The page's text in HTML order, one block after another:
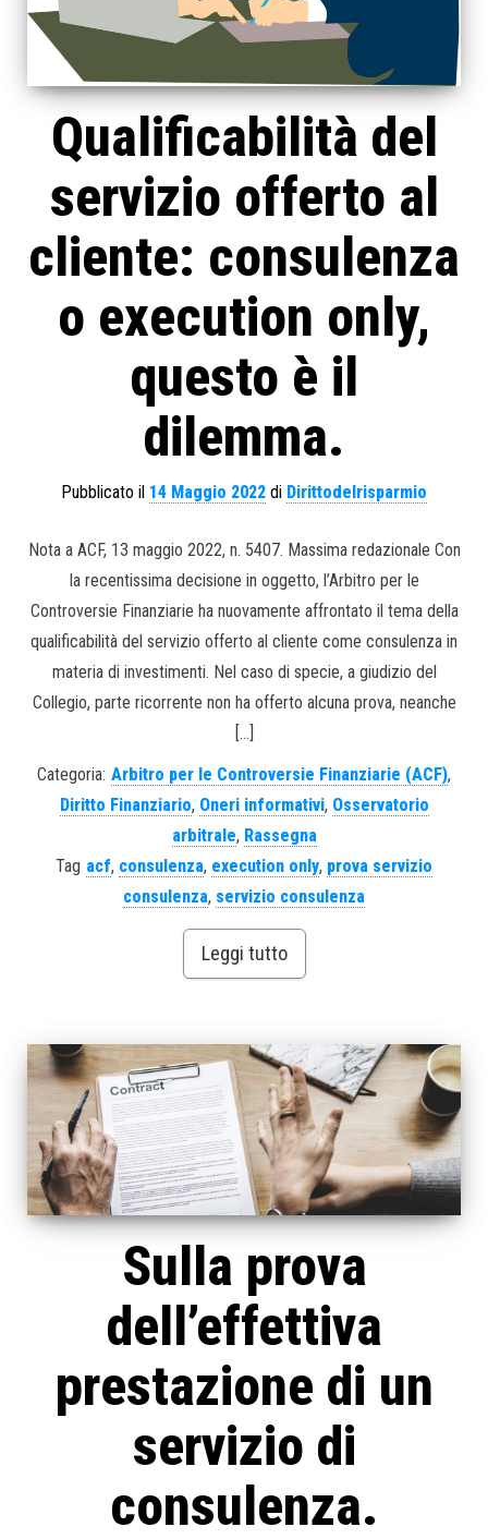
Qualificabilità del
servizio offerto al
cliente: consulenza
o execution only,
questo è il
dilemma.
Pubblicato il 14 Maggio 2022 di Dirittodelrisparmio
Nota a ACF, 13 maggio 2022, n. 5407. Massima redazionale Con
la recentissima decisione in oggetto, l’Arbitro per le
Controversie Finanziarie ha nuovamente affrontato il tema della
qualificabilità del servizio offerto al cliente come consulenza in
materia di investimenti. Nel caso di specie, a giudizio del
Collegio, parte ricorrente non ha offerto alcuna prova, neanche
[…]
Categoria: Arbitro per le Controversie Finanziarie (ACF),
Diritto Finanziario, Oneri informativi, Osservatorio
arbitrale, Rassegna
Tag acf, consulenza, execution only, prova servizio
consulenza, servizio consulenza
Leggi tutto
Sulla prova
dell’effettiva
prestazione di un
servizio di
consulenza.